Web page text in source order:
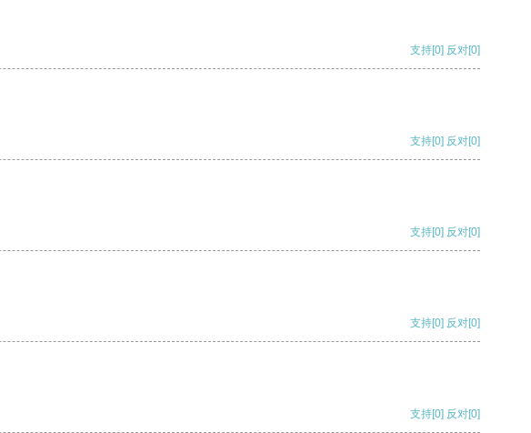
支持[0] 反对[0]
支持[0] 反对[0]
支持[0] 反对[0]
支持[0] 反对[0]
支持[0] 反对[0]